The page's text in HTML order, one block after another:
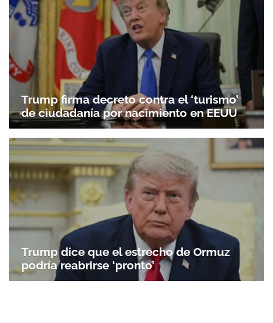
Trump firma decreto contra el ‘turismo’
de ciudadanía por nacimiento en EEUU
Trump dice que el estrecho de Ormuz
podría reabrirse ‘pronto’